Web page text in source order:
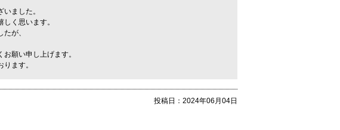
ました。
く思います。
が、
願い申し上げます。
ます。
投稿日： 2024年06月04日